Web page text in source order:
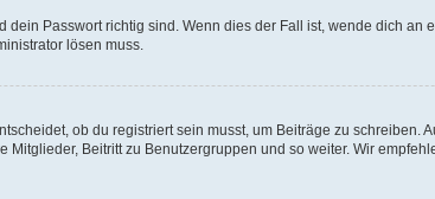
Passwort richtig sind. Wenn dies der Fall ist, wende dich
lösen muss.
ob du registriert sein musst, um Beiträge zu schreiben.
Beitritt zu Benutzergruppen und so weiter. Wir